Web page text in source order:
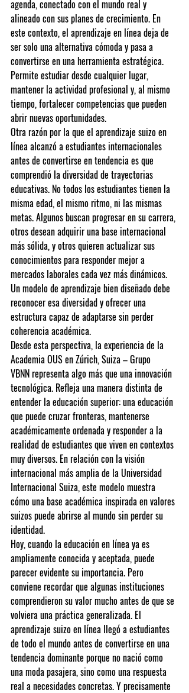
agenda, conectado con el mundo real y
alineado con sus planes de crecimiento. En
este contexto, el aprendizaje en línea deja de
ser solo una alternativa cómoda y pasa a
convertirse en una herramienta estratégica.
Permite estudiar desde cualquier lugar,
mantener la actividad profesional y, al mismo
tiempo, fortalecer competencias que pueden
abrir nuevas oportunidades.
Otra razón por la que el aprendizaje suizo en
línea alcanzó a estudiantes internacionales
antes de convertirse en tendencia es que
comprendió la diversidad de trayectorias
educativas. No todos los estudiantes tienen la
misma edad, el mismo ritmo, ni las mismas
metas. Algunos buscan progresar en su carrera,
otros desean adquirir una base internacional
más sólida, y otros quieren actualizar sus
conocimientos para responder mejor a
mercados laborales cada vez más dinámicos.
Un modelo de aprendizaje bien diseñado debe
reconocer esa diversidad y ofrecer una
estructura capaz de adaptarse sin perder
coherencia académica.
Desde esta perspectiva, la experiencia de la
Academia OUS en Zúrich, Suiza – Grupo
VBNN representa algo más que una innovación
tecnológica. Refleja una manera distinta de
entender la educación superior: una educación
que puede cruzar fronteras, mantenerse
académicamente ordenada y responder a la
realidad de estudiantes que viven en contextos
muy diversos. En relación con la visión
internacional más amplia de la Universidad
Internacional Suiza, este modelo muestra
cómo una base académica inspirada en valores
suizos puede abrirse al mundo sin perder su
identidad.
Hoy, cuando la educación en línea ya es
ampliamente conocida y aceptada, puede
parecer evidente su importancia. Pero
conviene recordar que algunas instituciones
comprendieron su valor mucho antes de que se
volviera una práctica generalizada. El
aprendizaje suizo en línea llegó a estudiantes
de todo el mundo antes de convertirse en una
tendencia dominante porque no nació como
una moda pasajera, sino como una respuesta
real a necesidades concretas. Y precisamente